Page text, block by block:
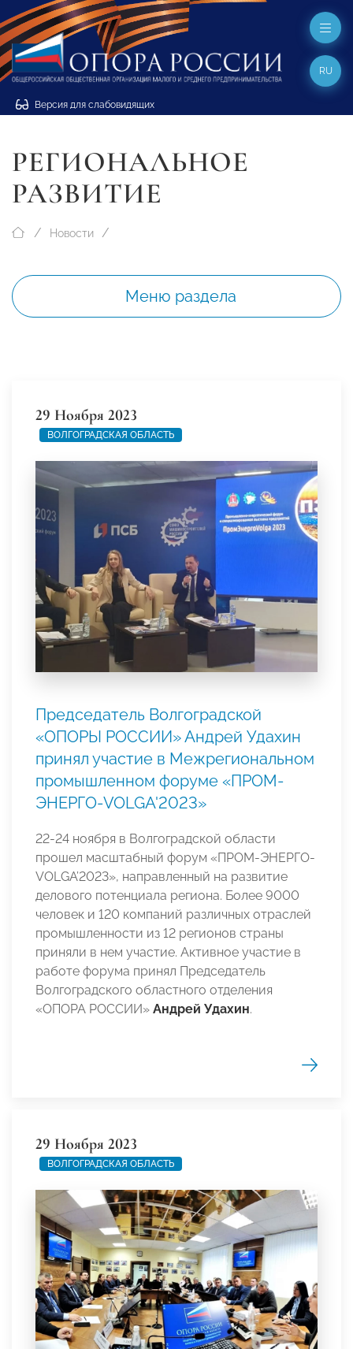
Версия для слабовидящих
RU
РЕГИОНАЛЬНОЕ
РАЗВИТИЕ
Новости
Меню раздела
29 Ноября 2023
ВОЛГОГРАДСКАЯ ОБЛАСТЬ
Председатель Волгоградской
«ОПОРЫ РОССИИ» Андрей Удахин
принял участие в Межрегиональном
промышленном форуме «ПРОМ-
ЭНЕРГО-VOLGA'2023»
22-24 ноября в Волгоградской области
прошел масштабный форум «ПРОМ-ЭНЕРГО-
VOLGA’2023», направленный на развитие
делового потенциала региона. Более 9000
человек и 120 компаний различных отраслей
промышленности из 12 регионов страны
приняли в нем участие. Активное участие в
работе форума принял Председатель
Волгоградского областного отделения
«ОПОРА РОССИИ» Андрей Удахин.
29 Ноября 2023
ВОЛГОГРАДСКАЯ ОБЛАСТЬ